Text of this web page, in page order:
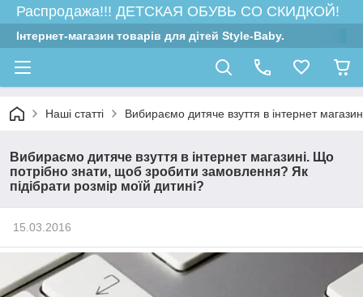
Распродажа!!! ДЕТСКАЯ ОБУВЬ СО СКИДКОЙ!
Інтернет-магазин товарів для дітей Style-Baby.
Наші статті Вибираємо дитяче взуття в інтернет
Вибираємо дитяче взуття в інтернет магазині. Що
потрібно знати, щоб зробити замовлення? Як
підібрати розмір моїй дитині?
15.03.2016